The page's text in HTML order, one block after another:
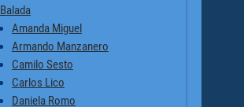
Balada
Amanda Miguel
Armando Manzanero
Camilo Sesto
Carlos Lico
Daniela Romo